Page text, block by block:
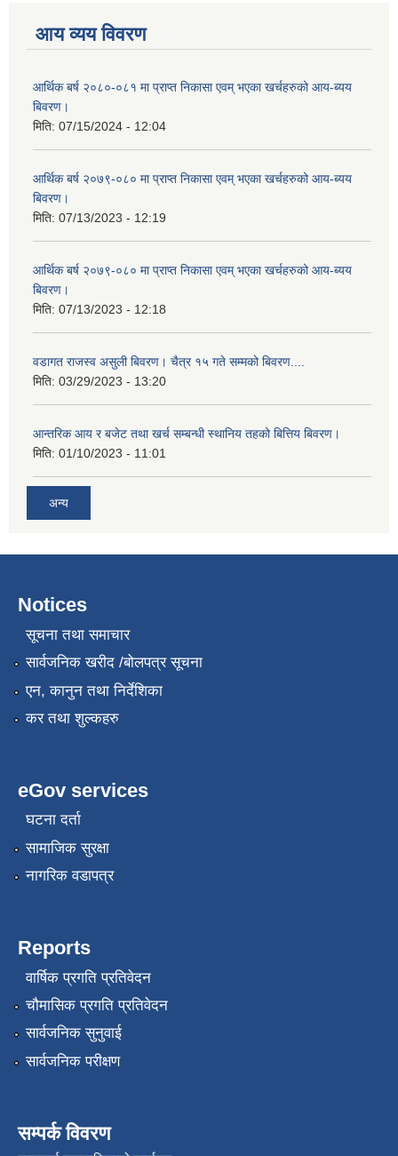
आय व्यय विवरण
आर्थिक बर्ष २०८०-०८१ मा प्राप्त निकासा एवम् भएका खर्चहरुको आय-ब्यय
बिवरण।
मिति: 07/15/2024 - 12:04
आर्थिक बर्ष २०७९-०८० मा प्राप्त निकासा एवम् भएका खर्चहरुको आय-ब्यय
बिवरण।
मिति: 07/13/2023 - 12:19
आर्थिक बर्ष २०७९-०८० मा प्राप्त निकासा एवम् भएका खर्चहरुको आय-ब्यय
बिवरण।
मिति: 07/13/2023 - 12:18
वडागत राजस्व असुली बिवरण। चैत्र १५ गते सम्मको बिवरण....
मिति: 03/29/2023 - 13:20
आन्तरिक आय र बजेट तथा खर्च सम्बन्धी स्थानिय तहको बित्तिय बिवरण।
मिति: 01/10/2023 - 11:01
अन्य
Notices
सूचना तथा समाचार
सार्वजनिक खरीद /बोलपत्र सूचना
एन, कानुन तथा निर्देशिका
कर तथा शुल्कहरु
eGov services
घटना दर्ता
सामाजिक सुरक्षा
नागरिक वडापत्र
Reports
वार्षिक प्रगति प्रतिवेदन
चौमासिक प्रगति प्रतिवेदन
सार्वजनिक सुनुवाई
सार्वजनिक परीक्षण
सम्पर्क विवरण